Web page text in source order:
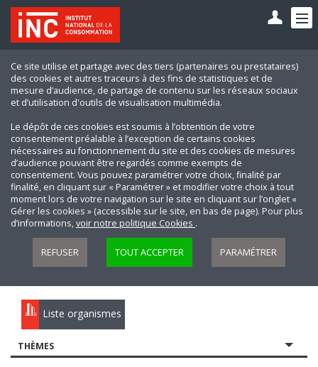
Ce site utilise et partage avec des tiers (partenaires ou prestataires)
des cookies et autres traceurs à des fins de statistiques et de
mesure d’audience, de partage de contenu sur les réseaux sociaux
et d’utilisation d'outils de visualisation multimédia.
Le dépôt de ces cookies est soumis à l’obtention de votre
consentement préalable à l’exception de certains cookies
nécessaires au fonctionnement du site et des cookies de mesures
d’audience pouvant être regardés comme exempts de
consentement. Vous pouvez paramétrer votre choix, finalité par
finalité, en cliquant sur « Paramétrer » et modifier votre choix à tout
moment lors de votre navigation sur le site en cliquant sur l’onglet «
Gérer les cookies » (accessible sur le site, en bas de page). Pour plus
d’informations,voir notre politique Cookies .
REFUSER TOUT ACCEPTER PARAMÉTRER
Liste organismes
THÈMES